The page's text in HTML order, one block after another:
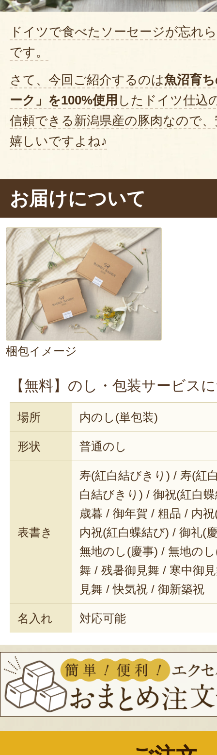
ドイツで食べたソーセージが忘れ
です。
さて、今回ご紹介するのは魚沼育
ーク」を100%使用 したドイツ仕込
信頼できる新潟県産の豚肉なので
嬉しいですよね♪
だきました！
【ボイルする場合】
お湯を沸騰させたら一旦火を止め
ソーセージを4～5分温めます。
※スープや煮物に入れても美味し
だけます。
【焼く場合】
軽く油をひいたフライパンで、弱
あら、なんとも簡単。
手間なくできちゃうので、皆さん
ね！
一口食べればパリッとジューシー♪
スモークの香りが鼻を抜けます…！
キンキンに冷えたキレの良いビー
ば、もう最高。
たくさんの種類が楽しめる詰め合
トにも喜ばれること間違いなし！
お子様から大人まで家族みんなで
お届けについて
梱包イメージ
【無料】のし・包装サービス
場所 内のし(単包装)
形状 普通のし
表書き
寿(紅白結びきり) / 寿(紅
白結びきり) / 御祝(紅白
歳暮 / 御年賀 / 粗品 / 内
内祝(紅白蝶結び) / 御礼(
無地のし(慶事) / 無地の
舞 / 残暑御見舞 / 寒中御
見舞 / 快気祝 / 御新築祝
名入れ 対応可能